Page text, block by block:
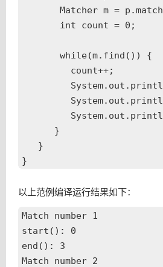
Matcher m =
       int count = 0;
       while(m.find()) {
         count++;
      }
   }
以上范例编译运行结果如下：
Match number 1
start(): 0
end(): 3
Match number 2